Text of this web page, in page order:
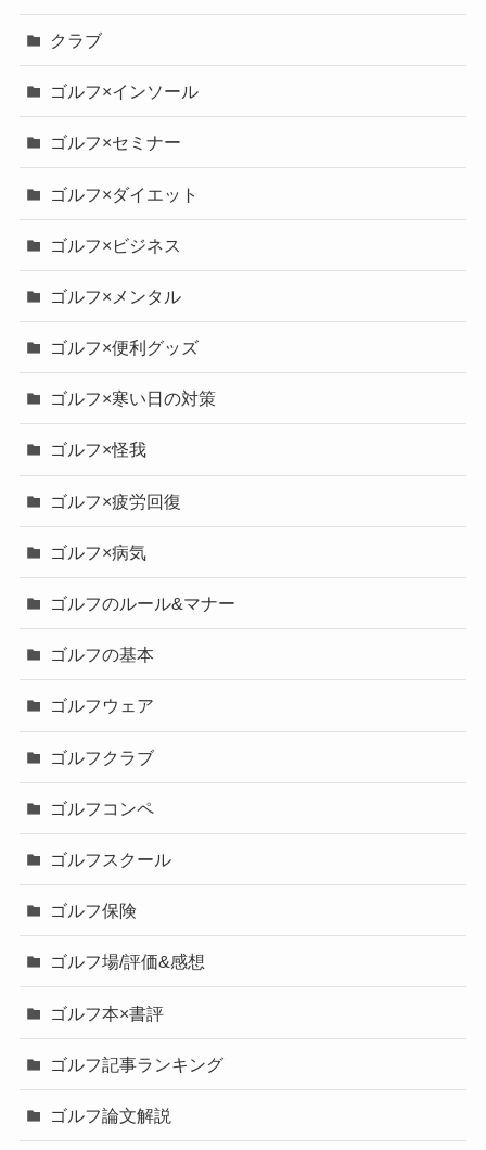
クラブ
ゴルフ×インソール
ゴルフ×セミナー
ゴルフ×ダイエット
ゴルフ×ビジネス
ゴルフ×メンタル
ゴルフ×便利グッズ
ゴルフ×寒い日の対策
ゴルフ×怪我
ゴルフ×疲労回復
ゴルフ×病気
ゴルフのルール&マナー
ゴルフの基本
ゴルフウェア
ゴルフクラブ
ゴルフコンペ
ゴルフスクール
ゴルフ保険
ゴルフ場/評価&感想
ゴルフ本×書評
ゴルフ記事ランキング
ゴルフ論文解説